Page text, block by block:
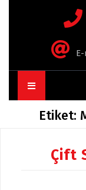
Etiket:
Çift